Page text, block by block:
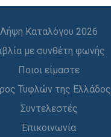
Λήψη Καταλόγου 2026
με συνθέτη φωνής
Ποιοι είμαστε
Τυφλών της Ελλάδος
Συντελεστές
Επικοινωνία